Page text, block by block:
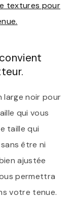
textures pour
large noir pour
qui vous
taille qui
être ni
ajustée
permettra
votre tenue.